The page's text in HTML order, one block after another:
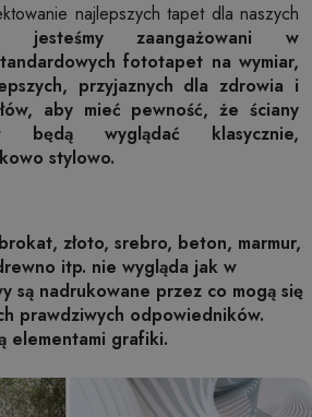
najlepszych tapet dla naszych
jesteśmy zaangażowani w
fototapet na wymiar,
przyjaznych dla zdrowia i
aby mieć pewność, że ściany
będą wyglądać klasycznie,
stylowo.
złoto, srebro, beton, marmur,
itp. nie wygląda jak w
są nadrukowane przez co mogą się
prawdziwych odpowiedników.
elementami grafiki.